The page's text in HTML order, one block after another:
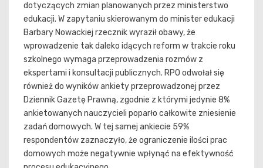
dotyczących zmian planowanych przez ministerstwo
edukacji. W zapytaniu skierowanym do minister edukacji
Barbary Nowackiej rzecznik wyraził obawy, że
wprowadzenie tak daleko idących reform w trakcie roku
szkolnego wymaga przeprowadzenia rozmów z
ekspertami i konsultacji publicznych. RPO odwołał się
również do wyników ankiety przeprowadzonej przez
Dziennik Gazetę Prawną, zgodnie z którymi jedynie 8%
ankietowanych nauczycieli poparło całkowite zniesienie
zadań domowych. W tej samej ankiecie 59%
respondentów zaznaczyło, że ograniczenie ilości prac
domowych może negatywnie wpłynąć na efektywność